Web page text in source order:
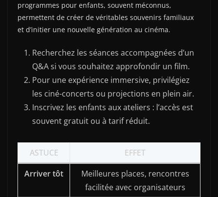
programmes pour enfants, souvent méconnus,
permettent de créer de véritables souvenirs familiaux
et d’initier une nouvelle génération au cinéma.
Recherchez les séances accompagnées d’un
Q&A si vous souhaitez approfondir un film.
Pour une expérience immersive, privilégiez
les ciné-concerts ou projections en plein air.
Inscrivez les enfants aux ateliers : l’accès est
souvent gratuit ou à tarif réduit.
ASTUCE
EFFET
Arriver tôt
Meilleures places, rencontres
facilitée avec organisateurs